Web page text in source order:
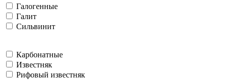
Галогенные
Галит
Сильвинит
Карбонатные
Известняк
Рифовый известняк